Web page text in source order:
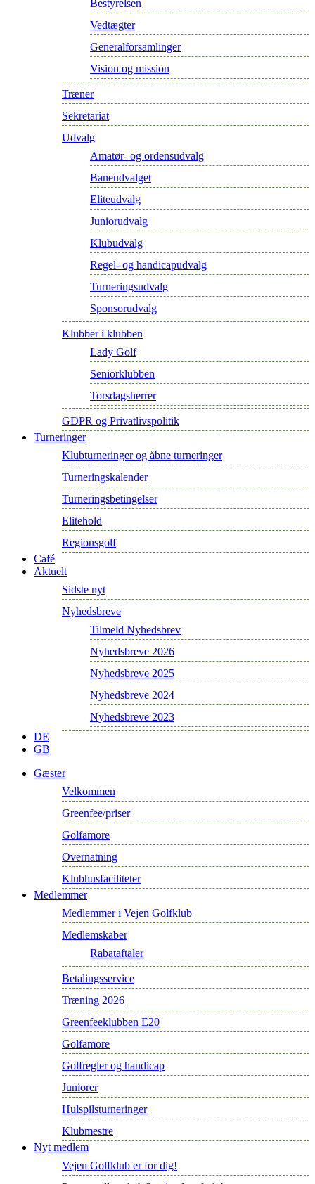
Bestyrelsen
Vedtægter
Generalforsamlinger
Vision og mission
Træner
Sekretariat
Udvalg
Amatør- og ordensudvalg
Baneudvalget
Eliteudvalg
Juniorudvalg
Klubudvalg
Regel- og handicapudvalg
Turneringsudvalg
Sponsorudvalg
Klubber i klubben
Lady Golf
Seniorklubben
Torsdagsherrer
GDPR og Privatlivspolitik
Turneringer
Klubturneringer og åbne turneringer
Turneringskalender
Turneringsbetingelser
Elitehold
Regionsgolf
Café
Aktuelt
Sidste nyt
Nyhedsbreve
Tilmeld Nyhedsbrev
Nyhedsbreve 2026
Nyhedsbreve 2025
Nyhedsbreve 2024
Nyhedsbreve 2023
DE
GB
Gæster
Velkommen
Greenfee/priser
Golfamore
Overnatning
Klubhusfaciliteter
Medlemmer
Medlemmer i Vejen Golfklub
Medlemskaber
Rabataftaler
Betalingsservice
Træning 2026
Greenfeeklubben E20
Golfamore
Golfregler og handicap
Juniorer
Hulspilsturneringer
Klubmestre
Nyt medlem
Vejen Golfklub er for dig!